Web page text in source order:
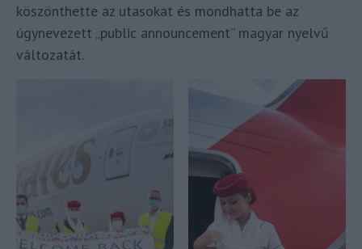
köszönthette az utasokat és mondhatta be az
úgynevezett „public announcement” magyar nyelvű
változatát.